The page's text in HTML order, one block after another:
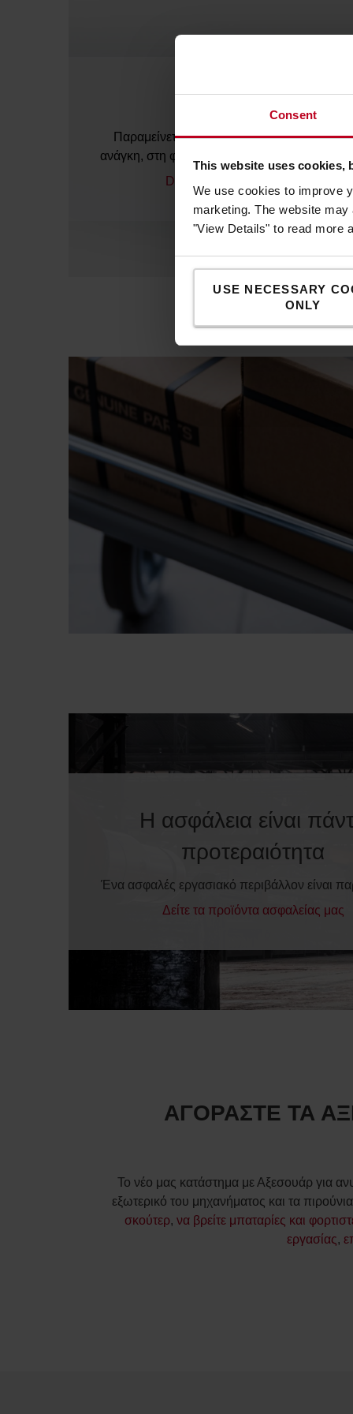
Consent
This website uses cookies,
We use cookies to improve
marketing. The website
"View Details" to read more
USE NECESSARY
ONLY
Παραμείνετε ορατοί και ασφαλείς με φώτα
ανάγκη, στη φωτεινότητα και το χρώμα που
Discover all the lighting options
Η ασφάλεια είναι
προτεραιότητα
Ένα ασφαλές εργασιακό περιβάλλον είναι
Δείτε τα προϊόντα ασφαλείας μας
ΑΓΟΡΑΣΤΕ ΤΑ
Το νέο μας κατάστημα με Αξεσουάρ για
εξωτερικό του μηχανήματος και τα
σκούτερ, να βρείτε μπαταρίες και
εργασίας,